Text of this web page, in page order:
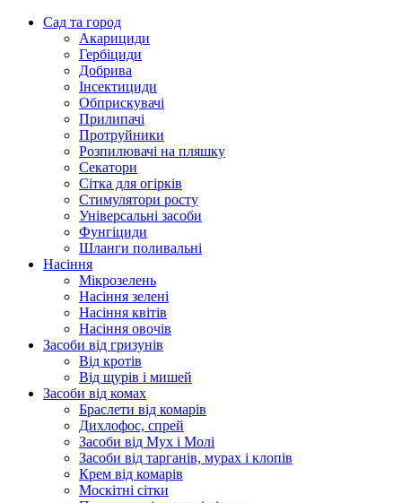
Сад та город
Акарициди
Гербіциди
Добрива
Інсектициди
Обприскувачі
Прилипачі
Протруйники
Розпилювачі на пляшку
Секатори
Сітка для огірків
Стимулятори росту
Універсальні засоби
Фунгіциди
Шланги поливальні
Насіння
Мікрозелень
Насіння зелені
Насіння квітів
Насіння овочів
Засоби від гризунів
Від кротів
Від щурів і мишей
Засоби від комах
Браслети від комарів
Дихлофос, спрей
Засоби від Мух і Молі
Засоби від тарганів, мурах і клопів
Крем від комарів
Москітні сітки